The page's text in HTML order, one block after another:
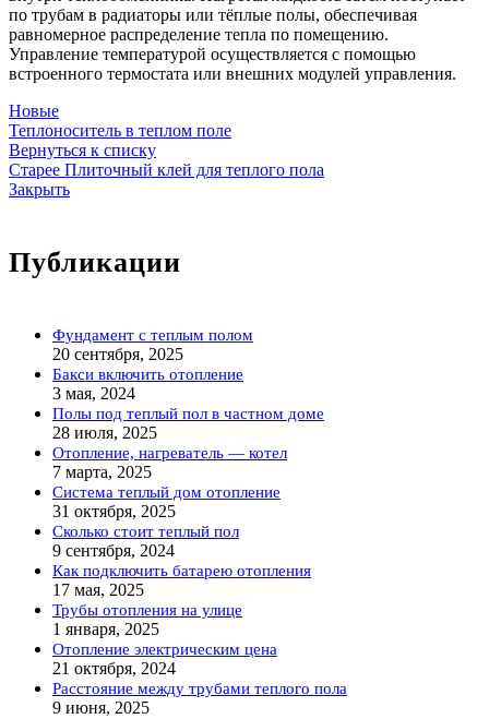
по трубам в радиаторы или тёплые полы, обеспечивая
равномерное распределение тепла по помещению.
Управление температурой осуществляется с помощью
встроенного термостата или внешних модулей управления.
Новые
Теплоноситель в теплом поле
Вернуться к списку
Старее Плиточный клей для теплого пола
Закрыть
Публикации
Фундамент с теплым полом
20 сентября, 2025
Бакси включить отопление
3 мая, 2024
Полы под теплый пол в частном доме
28 июля, 2025
Отопление, нагреватель — котел
7 марта, 2025
Система теплый дом отопление
31 октября, 2025
Сколько стоит теплый пол
9 сентября, 2024
Как подключить батарею отопления
17 мая, 2025
Трубы отопления на улице
1 января, 2025
Отопление электрическим цена
21 октября, 2024
Расстояние между трубами теплого пола
9 июня, 2025